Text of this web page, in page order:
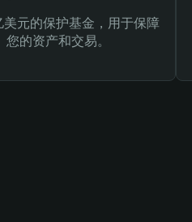
元的保护基金，用于保障
您的资产和交易。